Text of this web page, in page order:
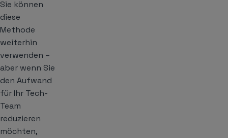
Sie können
diese
Methode
weiterhin
verwenden –
aber wenn Sie
den Aufwand
für Ihr Tech-
Team
reduzieren
möchten,